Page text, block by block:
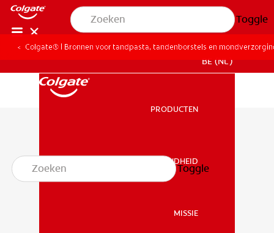
Toggle
MONDGEZONDHEID
BE (NL)
PRODUCTEN
MONDGEZONDHEID
MISSIE
Toggle
Colgate® | Bronnen voor tandpasta, tandenborstels en